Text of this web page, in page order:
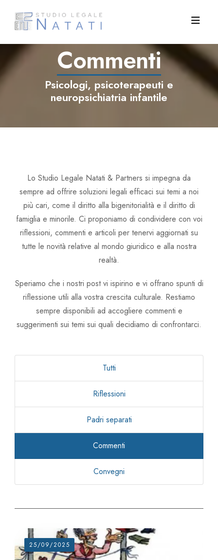
Padri Separati
Associazione Padri Separati
Competenze
Diritto internazionale
Servizi sociali area minori
Riflessioni
Commenti
Avv. Angela Natati
Avv. Stefano Cera
Avv. Linda Zullo
Contatti
Commenti
Psicologi, psicoterapeuti e
neuropsichiatria infantile
Lo Studio Legale Natati & Partners si impegna da
sempre ad offrire soluzioni legali efficaci sui temi a noi
più cari, come il diritto alla bigenitorialità e il diritto di
famiglia e minorile. Ci proponiamo di condividere con voi
riflessioni, commenti e articoli per tenervi aggiornati su
tutte le novità relative al mondo giuridico e alla nostra
realtà.
Speriamo che i nostri post vi ispirino e vi offrano spunti di
riflessione utili alla vostra crescita culturale. Restiamo
sempre disponibili ad accogliere commenti e
suggerimenti sui temi sui quali decidiamo di confrontarci.
Tutti
Riflessioni
Padri separati
Commenti
Convegni
25/09/2025